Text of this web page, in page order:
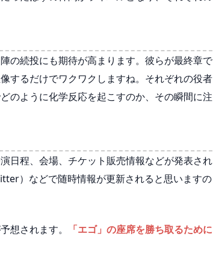
の続投にも期待が高まります。彼らが最終章で
するだけでワクワクしますね。それぞれの役者
のように化学反応を起こすのか、その瞬間に注
日程、会場、チケット販売情報などが発表され
）などで随時情報が更新されると思いますの
想されます。
「エゴ」の座席を勝ち取るために